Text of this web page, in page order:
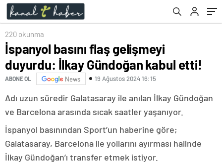
220 okunma
İspanyol basını flaş gelişmeyi
duyurdu: İlkay Gündoğan kabul etti!
ABONE OL News 19 Ağustos 2024 16:15
Adı uzun süredir Galatasaray ile anılan İlkay Gündoğan
ve Barcelona arasında sıcak saatler yaşanıyor.
İspanyol basınından Sport’un haberine göre;
Galatasaray, Barcelona ile yollarını ayırması halinde
İlkay Gündoğan’ı transfer etmek istiyor.